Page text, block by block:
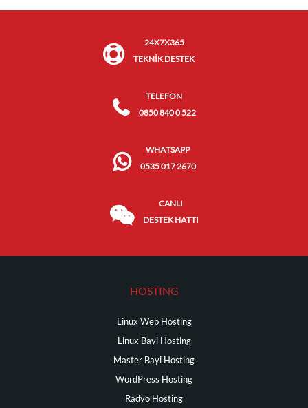
24X7X365
TEKNİK DESTEK
TELEFON
0850 840 0 522
WHATSAPP
0535 017 2670
CANLI
DESTEK HATTI
HOSTING
Linux Web Hosting
Linux Bayi Hosting
Master Bayi Hosting
WordPress Hosting
Radyo Hosting